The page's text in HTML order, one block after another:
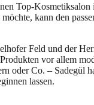
Top-
kann den
Feld und der
vor allem
oder Co. – Sadegül
lassen.